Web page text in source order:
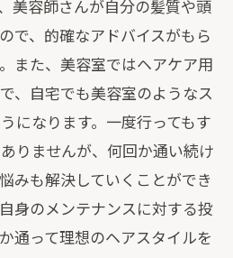
美容師さんが自分の髪質や頭
で、的確なアドバイスがもら
また、美容室ではヘアケア用
、自宅でも美容室のようなス
になります。一度行ってもす
りませんが、何回か通い続け
みも解決していくことができ
身のメンテナンスに対する投
通って理想のヘアスタイルを